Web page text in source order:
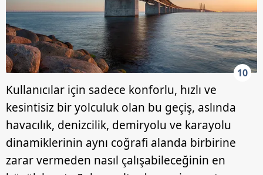
10
Kullanıcılar için sadece konforlu, hızlı ve
kesintisiz bir yolculuk olan bu geçiş, aslında
havacılık, denizcilik, demiryolu ve karayolu
dinamiklerinin aynı coğrafi alanda birbirine
zarar vermeden nasıl çalışabileceğinin en